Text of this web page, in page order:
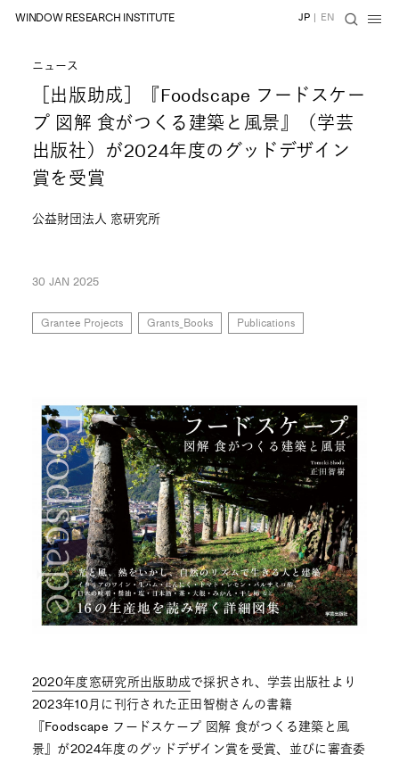
WINDOW RESEARCH INSTITUTE JP | EN
ニュース
［出版助成］『Foodscape フードスケー
プ 図解 食がつくる建築と風景』（学芸
出版社）が2024年度のグッドデザイン
賞を受賞
公益財団法人 窓研究所
30 JAN 2025
Grantee Projects Grants_Books Publications
2020年度窓研究所出版助成で採択され、学芸出版社より
2023年10月に刊行された正田智樹さんの書籍
『Foodscape フードスケープ 図解 食がつくる建築と風
景』が2024年度のグッドデザイン賞を受賞、並びに審査委